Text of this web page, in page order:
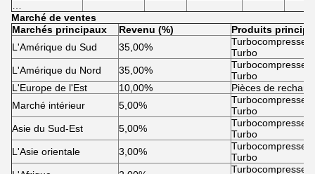
Marché de ventes
Marchés principaux
Revenu (%)
Produits
L'Amérique du Sud
35,00%
Turbo
L'Amérique du Nord
35,00%
Turbo
L'Europe de l'Est
10,00%
Pièces de
Marché intérieur
5,00%
Turbo
Asie du Sud-Est
5,00%
Turbo
L'Asie orientale
3,00%
Turbo